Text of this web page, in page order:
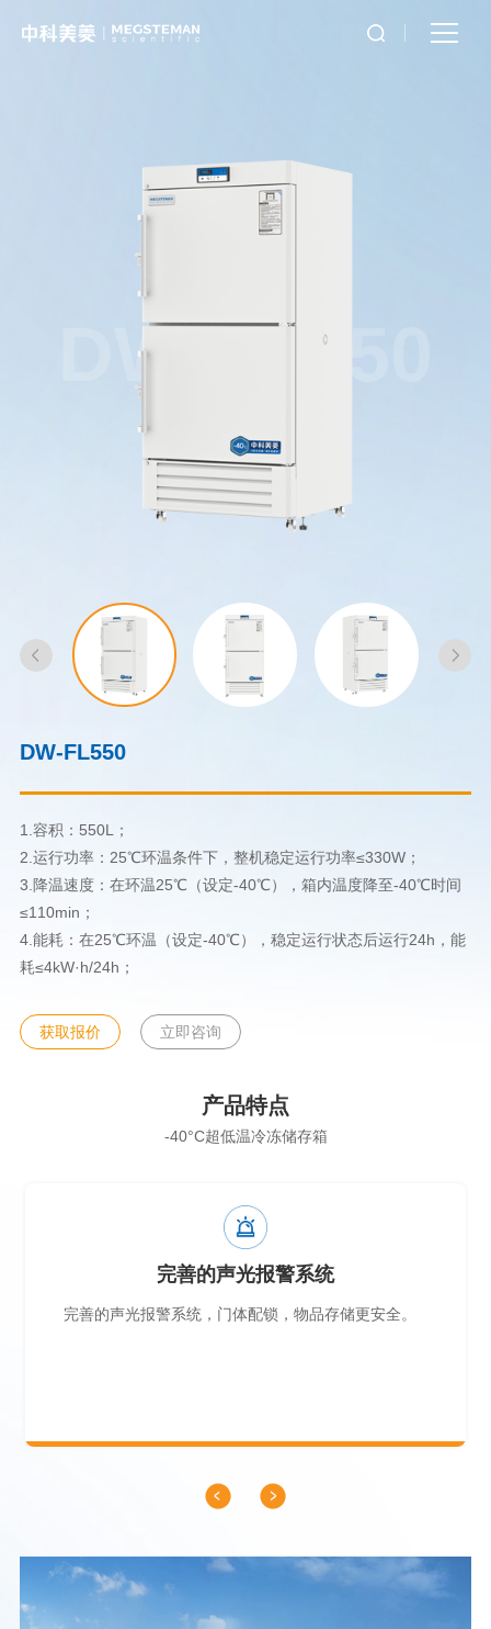
DW-FL550
DW-FL550
1.容积：550L；
2.运行功率：25℃环温条件下，整机稳定运行功率≤330W；
3.降温速度：在环温25℃（设定-40℃），箱内温度降至-40℃时间
≤110min；
4.能耗：在25℃环温（设定-40℃），稳定运行状态后运行24h，能
耗≤4kW·h/24h；
积分平均温度与设定温度的差值绝对值≤1℃。
获取报价 立即咨询
产品特点
-40°C超低温冷冻储存箱
完善的声光报警系统
完善的声光报警系统，门体配锁，物品存储更安全。